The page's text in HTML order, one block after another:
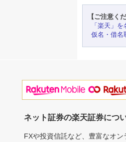
【ご注意く
「楽天」
仮名・借名
ネット証券の楽天証券につ
FXや投資信託など、豊富なオ